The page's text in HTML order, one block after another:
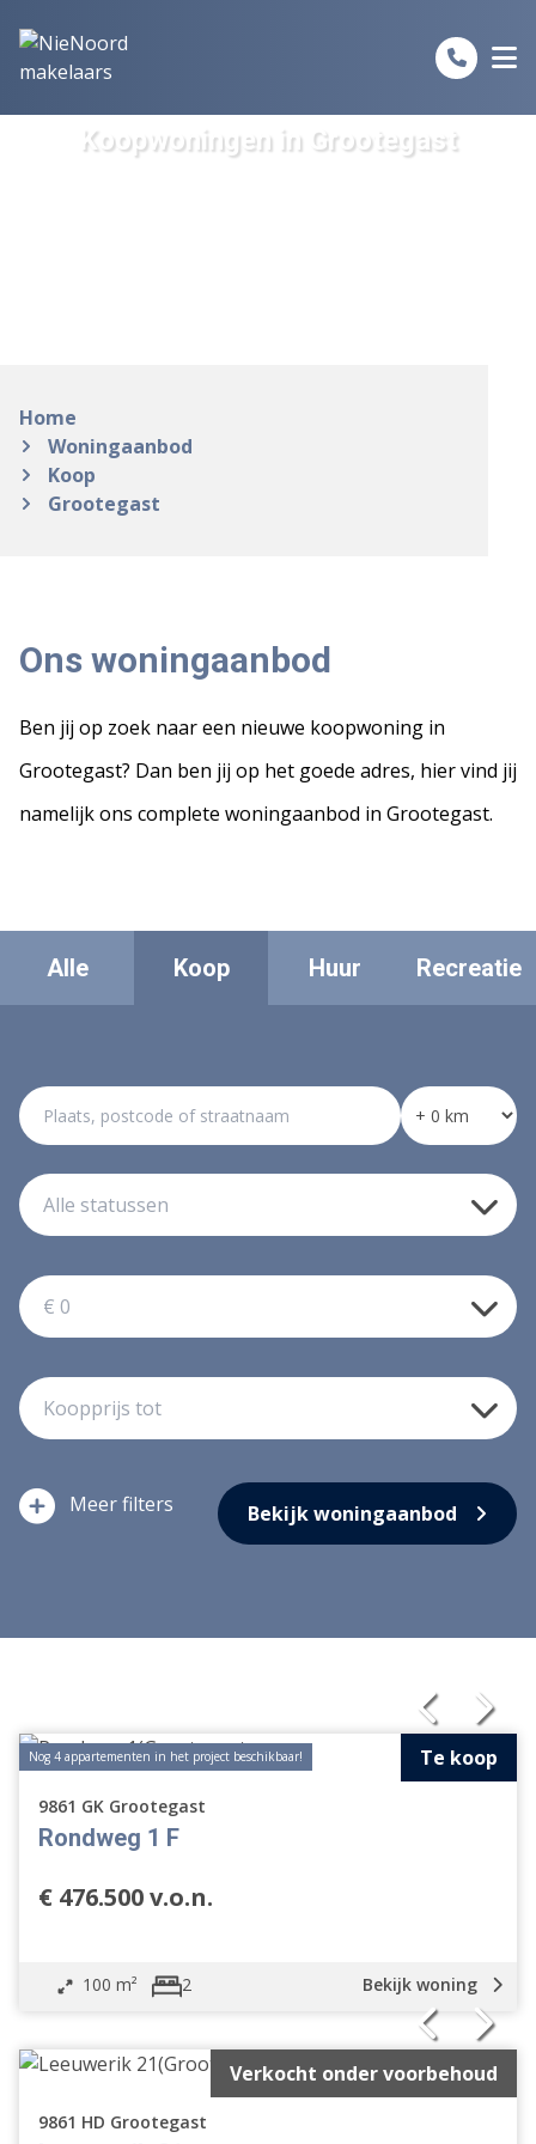
Koopwoningen in Grootegast
Home
Woningaanbod
Koop
Grootegast
Ons woningaanbod
Ben jij op zoek naar een nieuwe koopwoning in
Grootegast? Dan ben jij op het goede adres, hier vind jij
namelijk ons complete woningaanbod in Grootegast.
Alle Koop Huur Recreatie
filters
Vrijstaande woning
Bekijk woningaanbod
Te koop
Nog 4 appartementen in het project beschikbaar!
9861 GK Grootegast
Rondweg 1 F
€ 476.500 v.o.n.
100 m² 2 Bekijk woning
Verkocht onder voorbehoud
9861 HD Grootegast